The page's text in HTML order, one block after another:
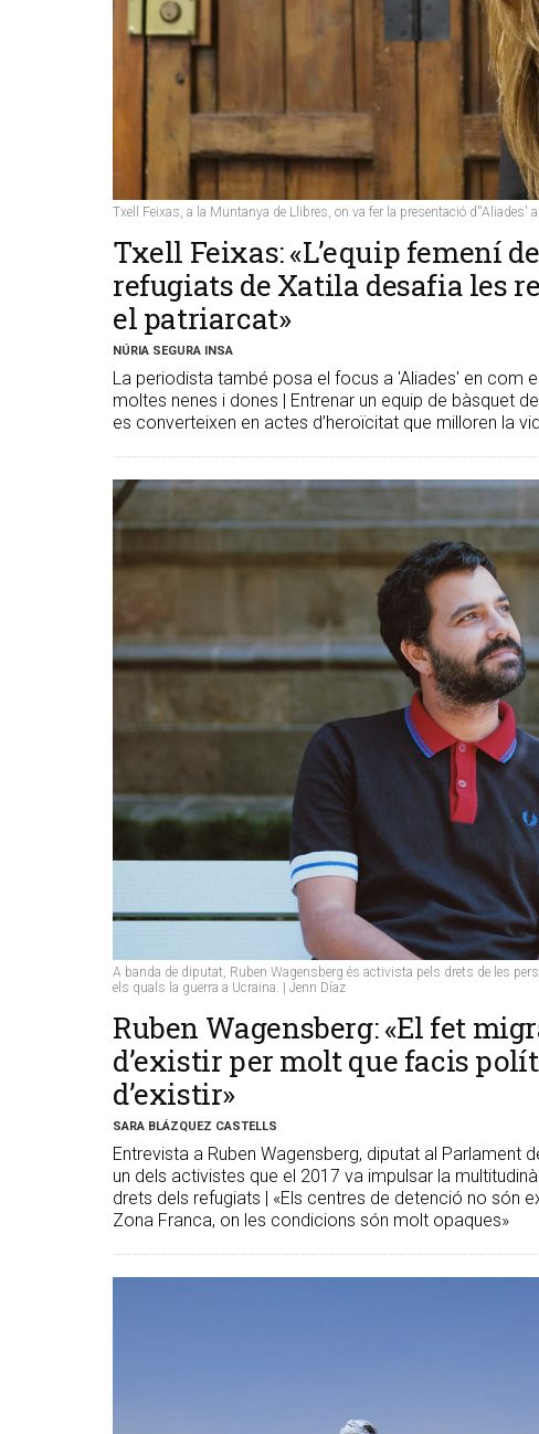
Txell Feixas, a la Muntanya de Llibres, on va fer la presentació d''Aliades'
Txell Feixas: «L’equip femení
refugiats de Xatila desafia les
el patriarcat»
NÚRIA SEGURA INSA
La periodista també posa el focus a 'Aliades' en com
moltes nenes i dones | Entrenar un equip de bàsquet
es converteixen en actes d’heroïcitat que milloren la
A banda de diputat, Ruben Wagensberg és activista pels drets de les
els quals la guerra a Ucraïna. | Jenn Díaz
Ruben Wagensberg: «El fet
d’existir per molt que facis
d’existir»
SARA BLÁZQUEZ CASTELLS
Entrevista a Ruben Wagensberg, diputat al Parlament
un dels activistes que el 2017 va impulsar la
drets dels refugiats | «Els centres de detenció no són
Zona Franca, on les condicions són molt opaques»